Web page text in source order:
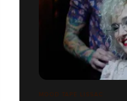
MOOD TAPE LISSAC